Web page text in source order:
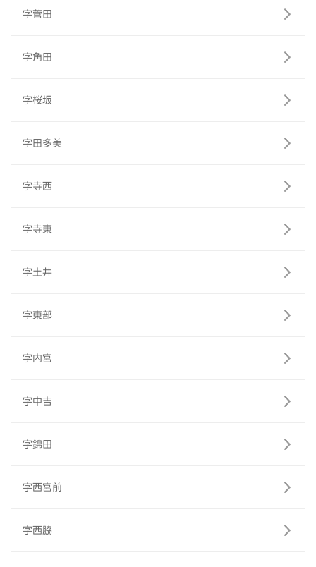
字菅田
字角田
字桜坂
字田多美
字寺西
字寺東
字土井
字東部
字内宮
字中吉
字錦田
字西宮前
字西脇